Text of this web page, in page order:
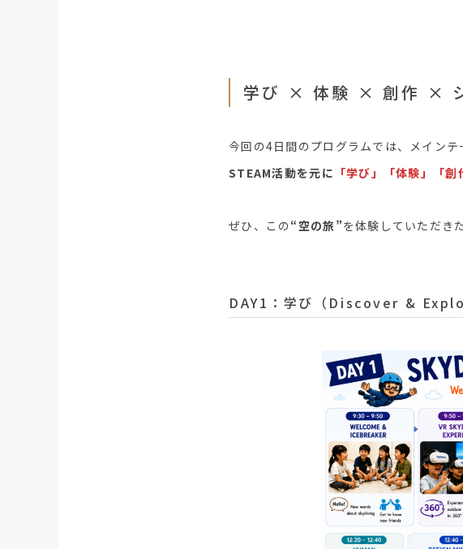
学び × 体験 × 創作 ×
今回の4日間のプログラムでは、メインテ
STEAM活動を元に 「学び」「体験」「
ぜひ、この “空の旅”を体験していただき
DAY1：学び（Discover &